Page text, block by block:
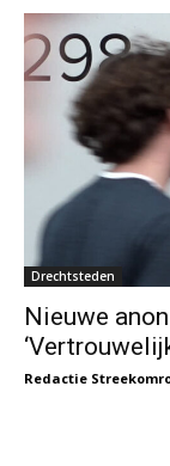
Drechtsteden
Nieuwe
Redactie